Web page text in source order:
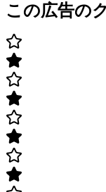
この広告の